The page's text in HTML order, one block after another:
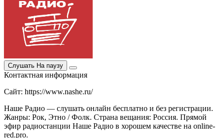
Слушать На паузу
Контактная информация
Сайт: https://www.nashe.ru/
Наше Радио — слушать онлайн бесплатно и без регистрации.
Жанры: Рок, Этно / Фолк. Страна вещания: Россия. Прямой
эфир радиостанции Наше Радио в хорошем качестве на online-
red.pro.